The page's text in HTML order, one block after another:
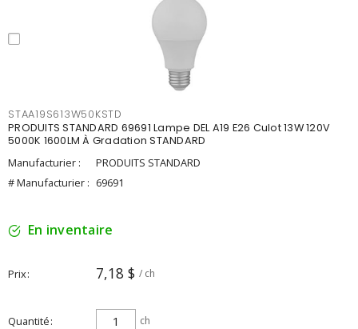
STAA19S613W50KSTD
PRODUITS STANDARD 69691 Lampe DEL A19 E26 Culot 13W 120V
5000K 1600LM À Gradation STANDARD
Manufacturier :
PRODUITS STANDARD
# Manufacturier : 69691
En inventaire
Prix 7,18 $ / ch
Quantité ch